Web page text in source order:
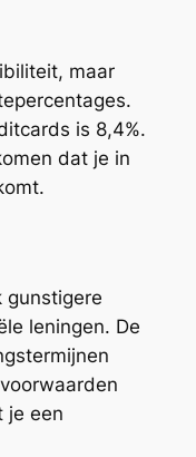
maar
is 8,4%.
dat je in
gunstigere
leningen. De
je een